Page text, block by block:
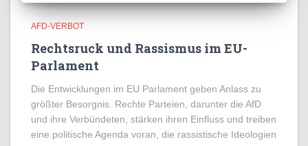
AFD-VERBOT
Rechtsruck und Rassismus im EU-
Parlament
Die Entwicklungen im EU Parlament geben Anlass zu
größter Besorgnis. Rechte Parteien, darunter die AfD
und ihre Verbündeten, stärken ihren Einfluss und treiben
eine politische Agenda voran, die rassistische Ideologien